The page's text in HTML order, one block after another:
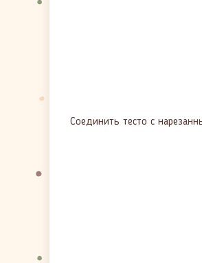
Соединить тесто с